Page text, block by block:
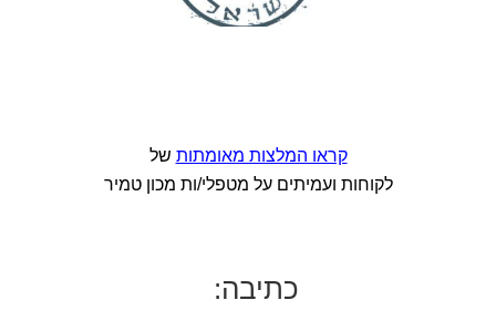
קראו המלצות מאומתות של
לקוחות ועמיתים על מטפלי/ות מכון טמיר
כתיבה: